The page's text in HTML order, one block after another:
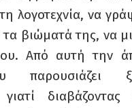
λογοτεχνία, να
τα βιώματά της, να
Από αυτή την
παρουσιάζει
γιατί